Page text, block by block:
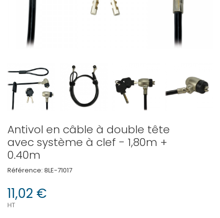
Antivol en câble à double tête
avec système à clef - 1,80m +
0.40m
Référence: 8LE-71017
11,02 €
HT